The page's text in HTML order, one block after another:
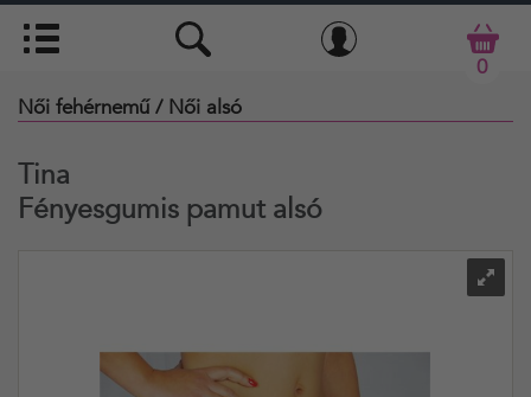
0
Női fehérnemű / Női alsó
Tina
Fényesgumis pamut alsó